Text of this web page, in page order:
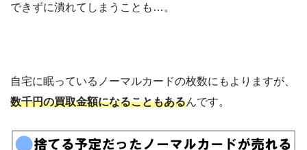
できずに潰れてしまうことも…。
自宅に眠っているノーマルカードの枚数にもよりますが、
数千円の買取金額になることもあるんです。